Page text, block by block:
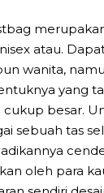
atau.
wanita,
yang
cukup besar.
sebuah tas
oleh para